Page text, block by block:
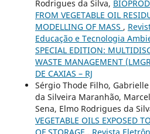
Rodrigues da Silva,
FROM VEGETABLE OIL
MODELLING OF MASS ,
Educação e Tecnologia
SPECIAL EDITION:
WASTE MANAGEMENT
DE CAXIAS – RJ
Sérgio Thode Filho,
da Silveira Maranhão,
Sena, Elmo Rodrigues da
VEGETABLE OILS EXPOSED